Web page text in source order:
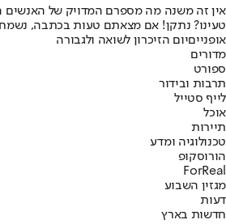
אין זה משנה מה מספרם המדויק של האנשים
טעינו? נתקן! אם מצאתם טעות בכתבה,
אופנייםיום הזיכרון לשואה ולגבורה
מדורים
ספורט
תרבות ובידור
לייף סטייל
אוכל
תיירות
טכנולוגיה ומדע
הורוסקופ
ForReal
מגזין השבוע
דעות
חדשות בארץ